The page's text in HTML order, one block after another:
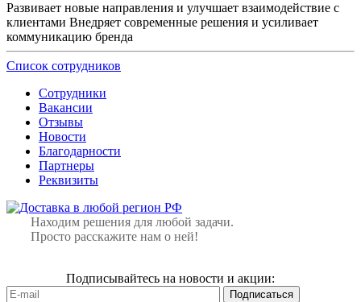
Развивает новые направления и улучшает взаимодействие с
клиентами Внедряет современные решения и усиливает
коммуникацию бренда
Список сотрудников
Сотрудники
Вакансии
Отзывы
Новости
Благодарности
Партнеры
Реквизиты
Находим решения для любой задачи.
Просто расскажите нам о ней!
Подписывайтесь на новости и акции: